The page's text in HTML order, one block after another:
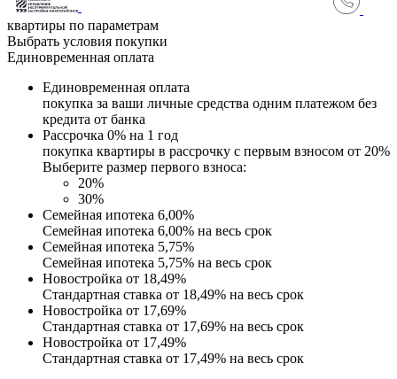
квартиры по параметрам
Выбрать условия покупки
Единовременная оплата
Единовременная оплата
покупка за ваши личные средства одним платежом без
кредита от банка
Рассрочка 0% на 1 год
покупка квартиры в рассрочку с первым взносом от 20%
Выберите размер первого взноса:
20%
30%
Семейная ипотека 6,00%
Семейная ипотека 6,00% на весь срок
Семейная ипотека 5,75%
Семейная ипотека 5,75% на весь срок
Новостройка от 18,49%
Стандартная ставка от 18,49% на весь срок
Новостройка от 17,69%
Стандартная ставка от 17,69% на весь срок
Новостройка от 17,49%
Стандартная ставка от 17,49% на весь срок